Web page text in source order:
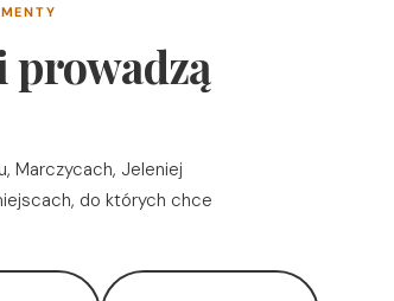
prowadzą
Marczycach, Jeleniej
do których chce